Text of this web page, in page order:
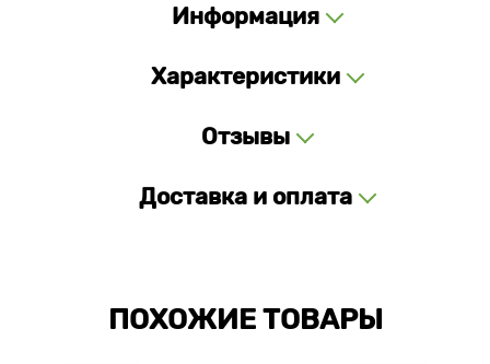
Информация
Характеристики
Отзывы
Доставка и оплата
ПОХОЖИЕ ТОВАРЫ